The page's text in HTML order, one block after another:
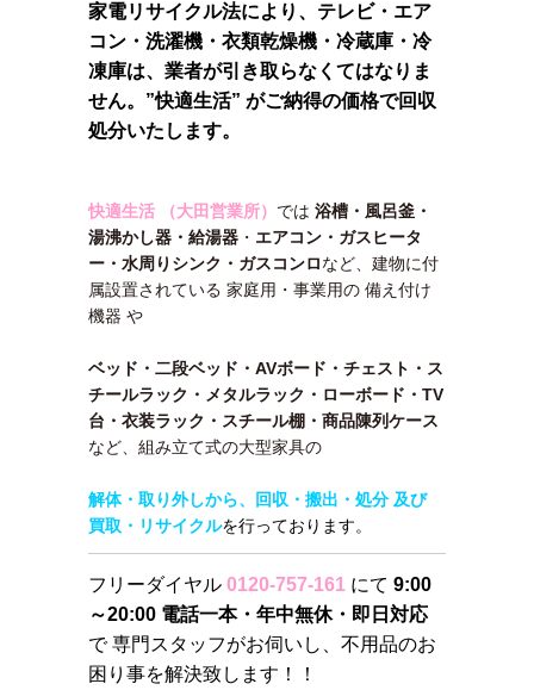
家電リサイクル法により、テレビ・エア
コン・洗濯機・衣類乾燥機・冷蔵庫・冷
凍庫は、業者が引き取らなくてはなりま
せん。”快適生活” がご納得の価格で回収
処分いたします。
快適生活 （大田営業所） では 浴槽・風呂釜・
湯沸かし器・給湯器 ・ エアコン・ガスヒータ
ー・水周りシンク・ガスコンロなど、建物に付
属設置されている 家庭用・事業用の 備え付け
機器 や
ベッド・二段ベッド・AVボード・チェスト・ス
チールラック・メタルラック・ローボード・TV
台・衣装ラック・スチール棚・商品陳列ケース
など、組み立て式の大型家具の
解体・取り外しから、回収・搬出・処分 及び
買取・リサイクルを行っております。
フリーダイヤル 0120-757-161 にて 9:00
～20:00 電話一本・年中無休・即日対応
で 専門スタッフがお伺いし、不用品のお
困り事を解決致します！！